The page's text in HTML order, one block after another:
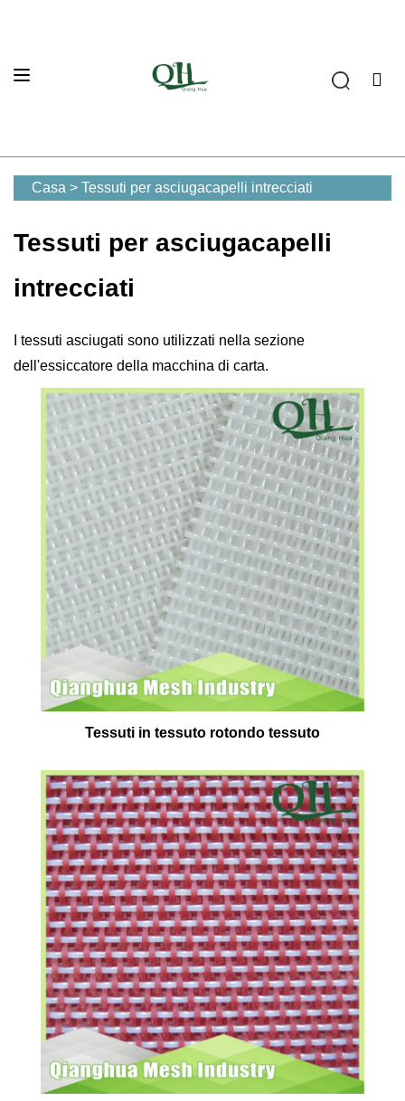
Casa > Tessuti per asciugacapelli intrecciati
Tessuti per asciugacapelli
intrecciati
I tessuti asciugati sono utilizzati nella sezione
dell'essiccatore della macchina di carta.
Tessuti in tessuto rotondo tessuto